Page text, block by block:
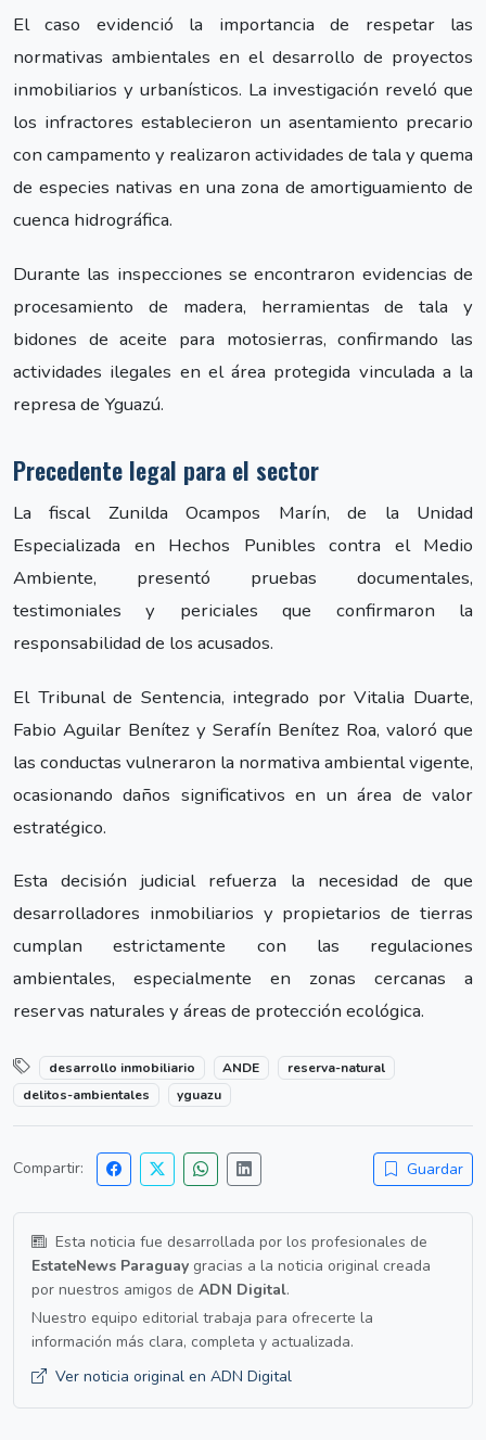
El caso evidenció la importancia de respetar las
normativas ambientales en el desarrollo de proyectos
inmobiliarios y urbanísticos. La investigación reveló que
los infractores establecieron un asentamiento precario
con campamento y realizaron actividades de tala y quema
de especies nativas en una zona de amortiguamiento de
cuenca hidrográfica.
Durante las inspecciones se encontraron evidencias de
procesamiento de madera, herramientas de tala y
bidones de aceite para motosierras, confirmando las
actividades ilegales en el área protegida vinculada a la
represa de Yguazú.
Precedente legal para el sector
La fiscal Zunilda Ocampos Marín, de la Unidad
Especializada en Hechos Punibles contra el Medio
Ambiente, presentó pruebas documentales,
testimoniales y periciales que confirmaron la
responsabilidad de los acusados.
El Tribunal de Sentencia, integrado por Vitalia Duarte,
Fabio Aguilar Benítez y Serafín Benítez Roa, valoró que
las conductas vulneraron la normativa ambiental vigente,
ocasionando daños significativos en un área de valor
estratégico.
Esta decisión judicial refuerza la necesidad de que
desarrolladores inmobiliarios y propietarios de tierras
cumplan estrictamente con las regulaciones
ambientales, especialmente en zonas cercanas a
reservas naturales y áreas de protección ecológica.
desarrollo inmobiliario ANDE
reserva-natural
delitos-ambientales
yguazu
Compartir: Guardar
Esta noticia fue desarrollada por los profesionales de
EstateNews Paraguay gracias a la noticia original creada
por nuestros amigos de ADN Digital.
Nuestro equipo editorial trabaja para ofrecerte la
información más clara, completa y actualizada.
Ver noticia original en ADN Digital